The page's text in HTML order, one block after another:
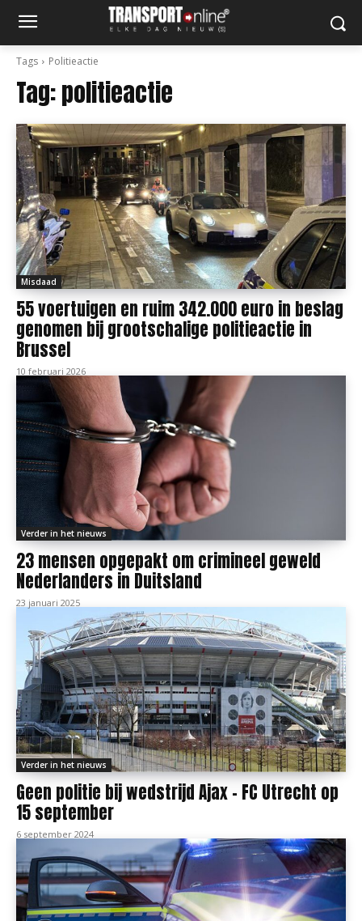
Tags Politieactie
Tag:politieactie
Misdaad
55 voertuigen en ruim 342.000 euro in beslag
genomen bij grootschalige politieactie in
Brussel
10 februari 2026
Verder in het nieuws
23 mensen opgepakt om crimineel geweld
Nederlanders in Duitsland
23 januari 2025
Verder in het nieuws
Geen politie bij wedstrijd Ajax – FC Utrecht op
15 september
6 september 2024